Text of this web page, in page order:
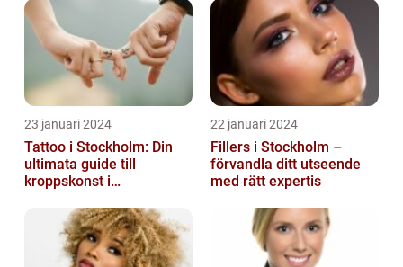
23 januari 2024
Tattoo i Stockholm: Din
ultimata guide till
kroppskonst i
22 januari 2024
Fillers i Stockholm –
förvandla ditt utseende
med rätt expertis